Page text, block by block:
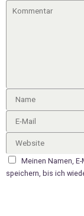
Meinen Namen,
speichern, bis ich